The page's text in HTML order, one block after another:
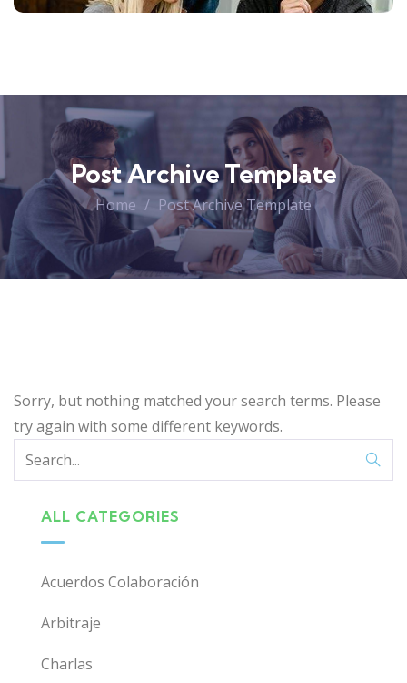
Post Archive Template
Home Post Archive Template
Sorry, but nothing matched your search terms. Please
try again with some different keywords.
ALL CATEGORIES
Acuerdos Colaboración
Arbitraje
Charlas